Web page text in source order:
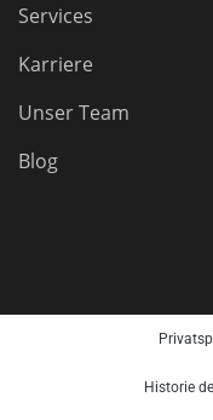
Services
Karriere
Unser Team
Blog
Historie